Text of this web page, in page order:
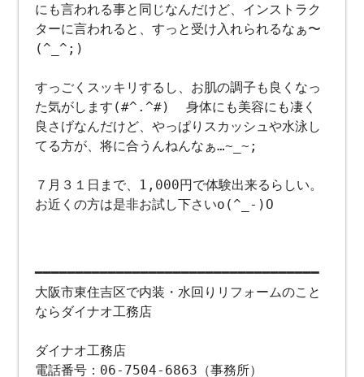
にも言われる事と同じなんだけど、インストラク
ターに言われると、すっと受け入れられるなぁ〜
(^_^;)
すっごくスッキリするし、お肌の調子も良くなっ
た気がします(#^.^#) 身体にも美容にも凄く
良さげなんだけど、やっぱりスカッシュや水泳し
てる方が、将に合うんねんなぁ…~_~;
７月３１日まで、1,000円で体験出来るらしい。
お近くの方は是非お試し下さいo(^_-)O
━━━━━━━━━━━━━━━━━━━━━━━━━━━━━━━━━━━
大阪市東住吉区で内装・水回りリフォームのこと
ならダイナオ工務店
ダイナオ工務店
電話番号：06-7504-6863（事務所）